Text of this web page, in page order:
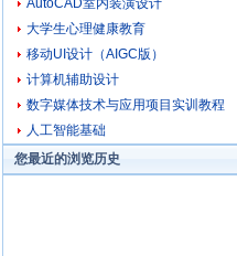
AutoCAD室内装潢设计
大学生心理健康教育
移动UI设计（AIGC版）
计算机辅助设计
数字媒体技术与应用项目实训教程
人工智能基础
您最近的浏览历史